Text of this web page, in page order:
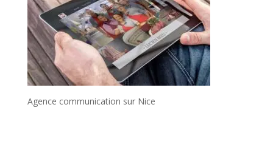
Agence communication sur Nice